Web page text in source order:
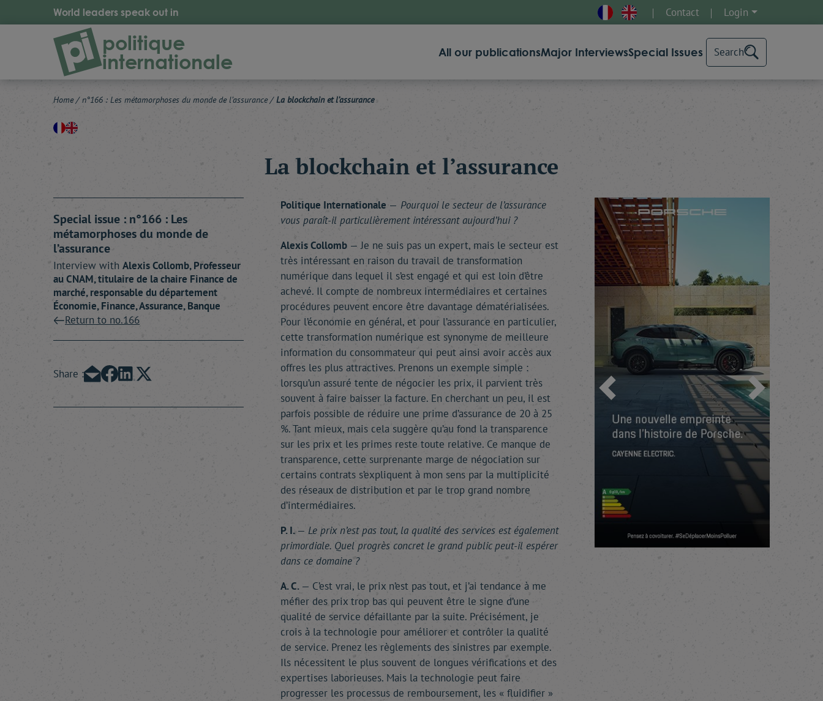
World leaders speak out in Contact Login
politique
internationale All our publicationsMajor InterviewsSpecial Issues Search
Home / n°166 : Les métamorphoses du monde de l’assurance/ La blockchain et l’assurance
La blockchain et l’assurance
Special issue : n°166 : Les
métamorphoses du monde de
l’assurance
Interview with AlexisCollomb, Professeur
au CNAM, titulaire de la chaire Finance de
marché, responsable du département
Économie, Finance, Assurance, Banque
Return to no.166
Share :
Politique Internationale — Pourquoi le secteur de l’assurance
vous paraît-il particulièrement intéressant aujourd’hui ?
Alexis Collomb — Je ne suis pas un expert, mais le secteur est
très intéressant en raison du travail de transformation
numérique dans lequel il s’est engagé et qui est loin d’être
achevé. Il compte de nombreux intermédiaires et certaines
procédures peuvent encore être davantage dématérialisées.
Pour l’économie en général, et pour l’assurance en particulier,
cette transformation numérique est synonyme de meilleure
information du consommateur qui peut ainsi avoir accès aux
offres les plus attractives. Prenons un exemple simple :
lorsqu’un assuré tente de négocier les prix, il parvient très
souvent à faire baisser la facture. En cherchant un peu, il est
parfois possible de réduire une prime d’assurance de 20 à 25
%. Tant mieux, mais cela suggère qu’au fond la transparence
sur les prix et les primes reste toute relative. Ce manque de
transparence, cette surprenante marge de négociation sur
certains contrats s’expliquent à mon sens par la multiplicité
des réseaux de distribution et par le trop grand nombre
d’intermédiaires.
P. I. — Le prix n’est pas tout, la qualité des services est également
primordiale. Quel progrès concret le grand public peut-il espérer
dans ce domaine ?
A. C. — C’est vrai, le prix n’est pas tout, et j’ai tendance à me
méfier des prix trop bas qui peuvent être le signe d’une
qualité de service défaillante par la suite. Précisément, je
crois à la technologie pour améliorer et contrôler la qualité
de service. Prenez les règlements des sinistres par exemple.
Ils nécessitent le plus souvent de longues vérifications et des
expertises laborieuses. Mais la technologie peut faire
progresser les processus de remboursement, les « fluidifier »
Previous Next